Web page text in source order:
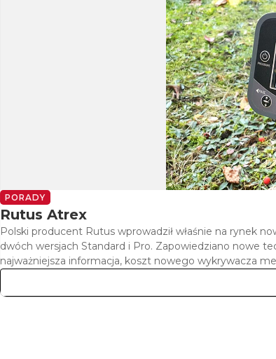
PORADY
Rutus Atrex
Polski producent Rutus wprowadził właśnie na rynek
dwóch wersjach Standard i Pro. Zapowiedziano nowe
najważniejsza informacja, koszt nowego wykrywacza